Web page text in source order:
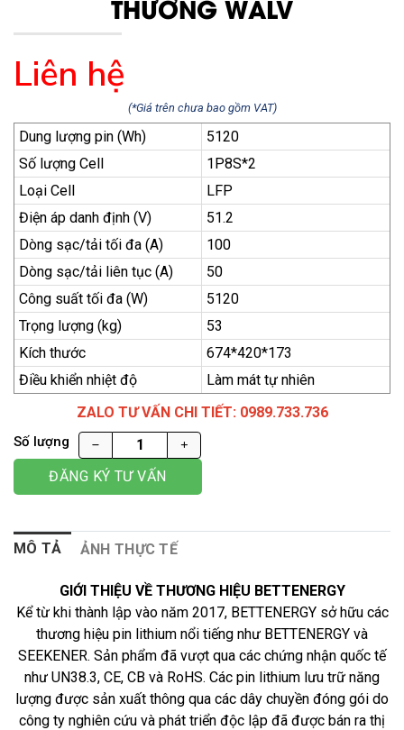
THƯỜNG WALV
Liên hệ
(*Giá trên chưa bao gồm VAT)
Dung lượng pin (Wh)
5120
Số lượng Cell
1P8S*2
Loại Cell
LFP
Điện áp danh định (V)
51.2
Dòng sạc/tải tối đa (A)
100
Dòng sạc/tải liên tục (A)
50
Công suất tối đa (W)
5120
Trọng lượng (kg)
53
Kích thước
674*420*173
Điều khiển nhiệt độ
Làm mát tự nhiên
ZALO TƯ VẤN CHI TIẾT: 0989.733.736
Số lượng
ĐĂNG KÝ TƯ VẤN
MÔ TẢ ẢNH THỰC TẾ
GIỚI THIỆU VỀ THƯƠNG HIỆU BETTENERGY
Kể từ khi thành lập vào năm 2017, BETTENERGY sở hữu các
thương hiệu pin lithium nổi tiếng như BETTENERGY và
SEEKENER. Sản phẩm đã vượt qua các chứng nhận quốc tế
như UN38.3, CE, CB và RoHS. Các pin lithium lưu trữ năng
lượng được sản xuất thông qua các dây chuyền đóng gói do
công ty nghiên cứu và phát triển độc lập đã được bán ra thị